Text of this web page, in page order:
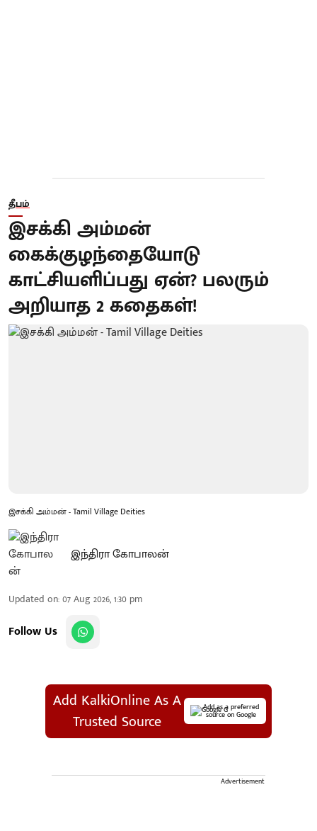
தீபம்
இசக்கி அம்மன்
கைக்குழந்தையோடு
காட்சியளிப்பது ஏன்? பலரும்
அறியாத 2 கதைகள்!
இசக்கி அம்மன் - Tamil Village Deities
இந்திரா கோபாலன்
Updated on:07 Aug 2026, 1:30 pm
Follow Us
Add KalkiOnline As A
Trusted Source
Add as a preferred
source on Google
Advertisement